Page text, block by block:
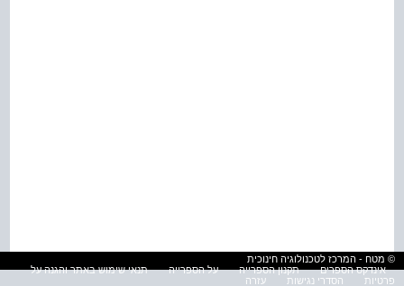
© מטח - המרכז לטכנולוגיה חינוכית
אינדקס הספרים
תקנון הספרייה על הספרייה
תנאי שימוש באתר והגנה על
פרטיות
הסדרי נגישות עזרה